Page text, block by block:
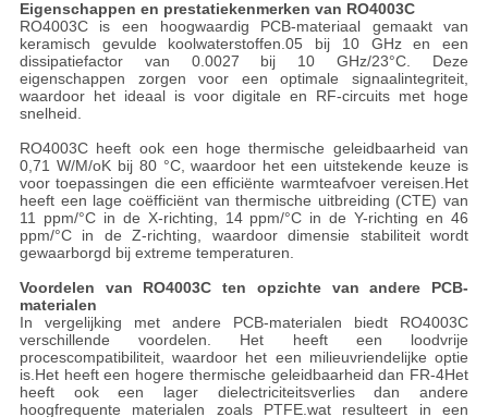
Eigenschappen en prestatiekenmerken van RO4003C
RO4003C is een hoogwaardig PCB-materiaal gemaakt van
keramisch gevulde koolwaterstoffen.05 bij 10 GHz en een
dissipatiefactor van 0.0027 bij 10 GHz/23°C. Deze
eigenschappen zorgen voor een optimale signaalintegriteit,
waardoor het ideaal is voor digitale en RF-circuits met hoge
snelheid.
RO4003C heeft ook een hoge thermische geleidbaarheid van
0,71 W/M/oK bij 80 °C, waardoor het een uitstekende keuze is
voor toepassingen die een efficiënte warmteafvoer vereisen.Het
heeft een lage coëfficiënt van thermische uitbreiding (CTE) van
11 ppm/°C in de X-richting, 14 ppm/°C in de Y-richting en 46
ppm/°C in de Z-richting, waardoor dimensie stabiliteit wordt
gewaarborgd bij extreme temperaturen.
Voordelen van RO4003C ten opzichte van andere PCB-
materialen
In vergelijking met andere PCB-materialen biedt RO4003C
verschillende voordelen. Het heeft een loodvrije
procescompatibiliteit, waardoor het een milieuvriendelijke optie
is.Het heeft een hogere thermische geleidbaarheid dan FR-4Het
heeft ook een lager dielectriciteitsverlies dan andere
hoogfrequente materialen zoals PTFE.wat resulteert in een